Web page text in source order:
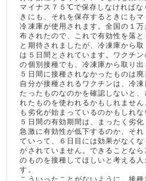
マイナス７５℃で保存しなければな
きにも、それを保存するときにも
冷凍庫が使用されます。全国の１
布されたので、これで有効性を落
と期待されましたが、冷凍庫から
は５日間とされています。ワクチ
の個別接種でも、冷凍庫から取り出
５日間に接種されなかったものは廃
自分が接種されるワクチンは、冷
たったものなのかを確認しないと
れたものを使われるかもしれませ
も劣化が始まっているのかもしれな
５日間の有効期間は、まったく劣
急激に有効性が低下するのか、そ
ていって、６日目には効果がなく
がされていません。できることな
のものを接種してほしいと考える
す。
こういったことがないように、接